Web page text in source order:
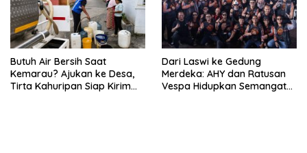
Butuh Air Bersih Saat
Kemarau? Ajukan ke Desa,
Tirta Kahuripan Siap Kirim
Dari Laswi ke Gedung
Merdeka: AHY dan Ratusan
Vespa Hidupkan Semangat